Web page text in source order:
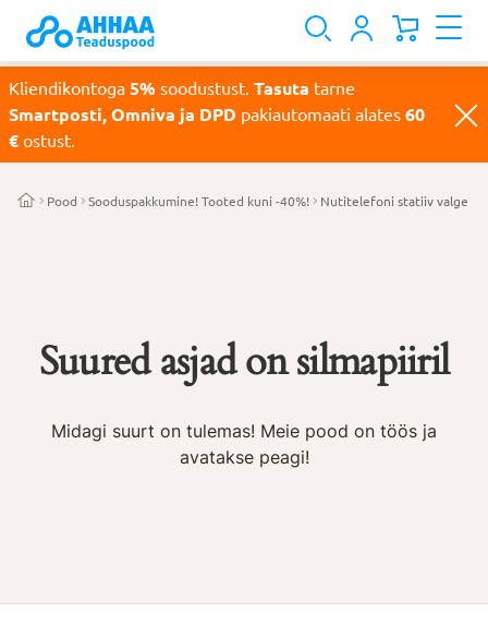
Kliendikontoga 5% soodustust. Tasuta tarne
Smartposti, Omniva ja DPD pakiautomaati alates 60
€ ostust.
Pood Soodus­pakkumine! Tooted kuni -40%! Nutitelefoni statiiv valge
Suured asjad on silmapiiril
Midagi suurt on tulemas! Meie pood on töös ja
avatakse peagi!